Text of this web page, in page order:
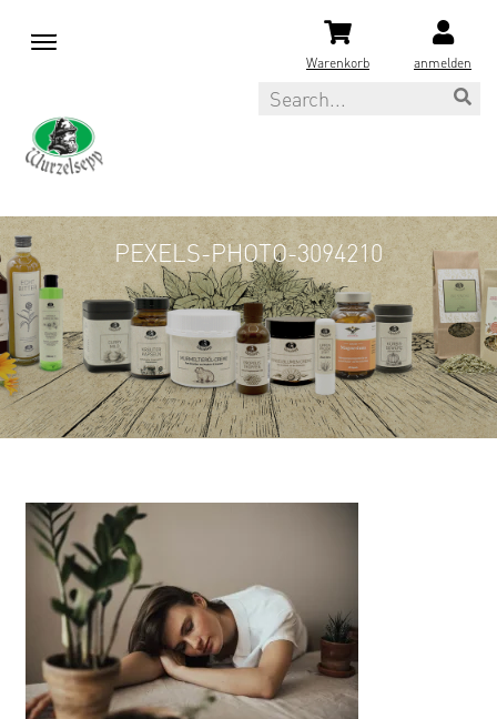
M
Warenkorb anmelden
Search
PEXELS-PHOTO-3094210